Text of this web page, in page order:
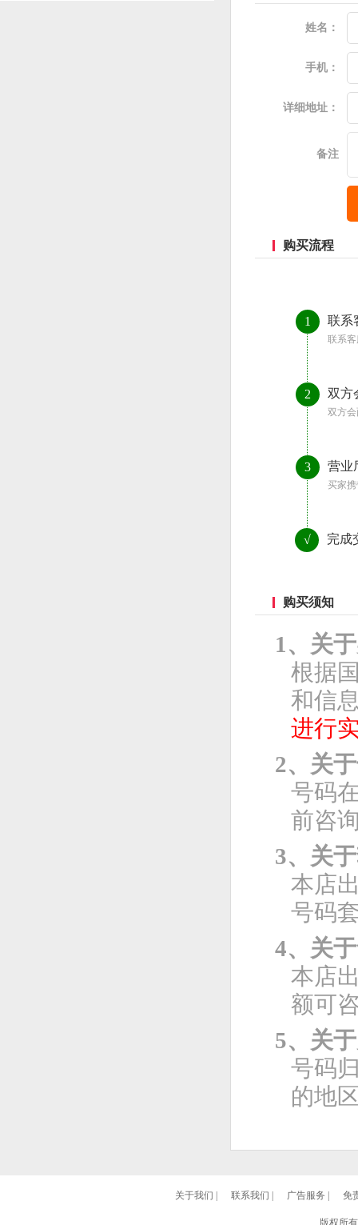
姓名：
手机：
详细地址：
备注
购买流程
1 联系
联系
2 双方
双方
3 营业
买家
√ 完成
购买须知
1、关
根据
和信
进行
2、关
号码
前咨
3、关
本店
号码
4、关
本店
额可
5、关
号码
的地
关于我们 联系我们 广告服务 免
版权所